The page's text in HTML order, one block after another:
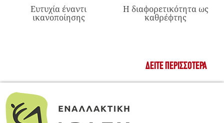
Ευτυχία έναντι
ικανοποίησης
Η διαφορετικότητα ως
καθρέφτης
ΔΕΊΤΕ ΠΕΡΙΣΣΌΤΕΡΑ